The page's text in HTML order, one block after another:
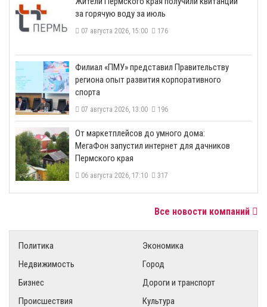
за горячую воду за июль
07 августа 2026, 15:00 176
​Филиал «ПМУ» представил Правительству
региона опыт развития корпоративного
спорта
07 августа 2026, 13:00 196
От маркетплейсов до умного дома:
МегаФон запустил интернет для дачников
Пермского края
06 августа 2026, 17:10 317
Все новости компаний
Политика
Экономика
Недвижимость
Город
Бизнес
Дороги и транспорт
Происшествия
Культура